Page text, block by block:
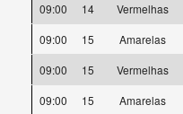
09:00
14 Vermelhas
09:00
15 Amarelas
09:00
15 Vermelhas
09:00
15 Amarelas